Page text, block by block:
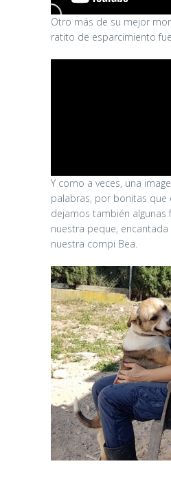
Otro más de su mejor
ratito de esparcimiento
Y como a veces, una
palabras, por bonitas que
dejamos también algunas
nuestra peque,
nuestra compi Bea.